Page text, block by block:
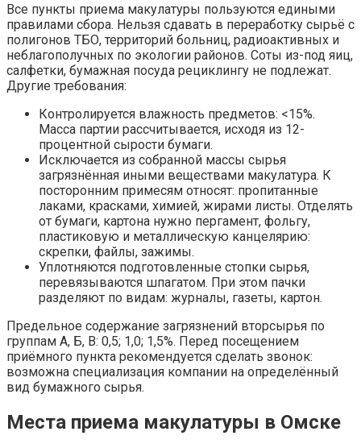
Все пункты приема макулатуры пользуются едиными
правилами сбора. Нельзя сдавать в переработку сырьё с
полигонов ТБО, территорий больниц, радиоактивных и
неблагополучных по экологии районов. Соты из-под яиц,
салфетки, бумажная посуда рециклингу не подлежат.
Другие требования:
Контролируется влажность предметов: <15%.
Масса партии рассчитывается, исходя из 12-
процентной сырости бумаги.
Исключается из собранной массы сырья
загрязнённая иными веществами макулатура. К
посторонним примесям относят: пропитанные
лаками, красками, химией, жирами листы. Отделять
от бумаги, картона нужно пергамент, фольгу,
пластиковую и металлическую канцелярию:
скрепки, файлы, зажимы.
Уплотняются подготовленные стопки сырья,
перевязываются шпагатом. При этом пачки
разделяют по видам: журналы, газеты, картон.
Предельное содержание загрязнений вторсырья по
группам А, Б, В: 0,5; 1,0; 1,5%. Перед посещением
приёмного пункта рекомендуется сделать звонок:
возможна специализация компании на определённый
вид бумажного сырья.
Места приема макулатуры в Омске